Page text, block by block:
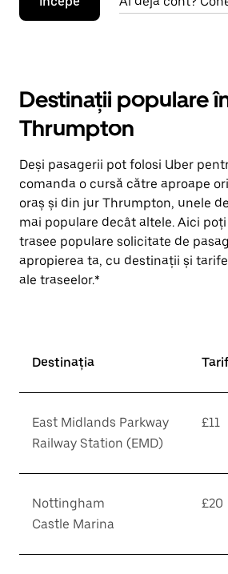
Destinații populare
Thrumpton
Deși pasagerii pot folosi Uber
comanda o cursă către aproape
oraș și din jur Thrumpton, unele
mai populare decât altele. Aici
trasee populare solicitate de
apropierea ta, cu destinații și
ale traseelor.*
Destinația
East Midlands Parkway
Railway Station (EMD)
£11
Nottingham
Castle Marina
£20